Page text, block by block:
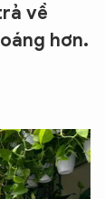
về
hơn.